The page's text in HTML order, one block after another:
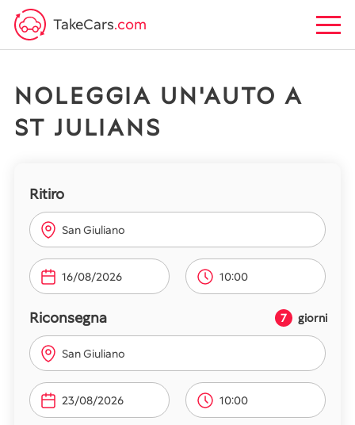
TakeCars.com
NOLEGGIA UN'AUTO A
ST JULIANS
Ritiro
San Giuliano
10:00
Riconsegna 7 giorni
San Giuliano
10:00